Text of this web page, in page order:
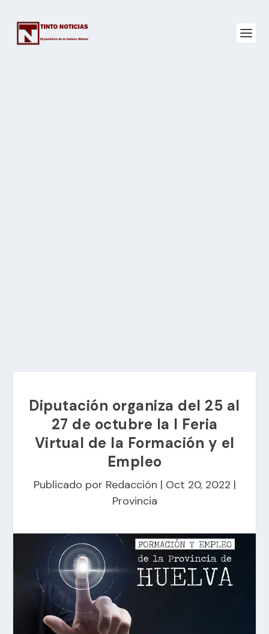
Diputación organiza del 25 al
27 de octubre la I Feria
Virtual de la Formación y el
Empleo
Publicado por Redacción | Oct 20, 2022 |
Provincia